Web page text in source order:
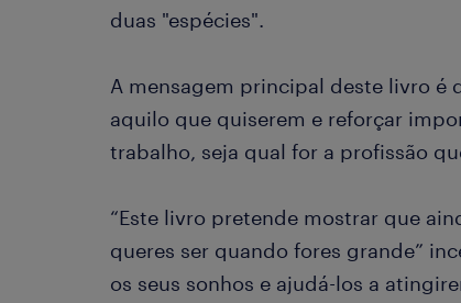
duas "espécies".
A mensagem principal deste livro é
aquilo que quiserem e reforçar
trabalho, seja qual for a profissão
“Este livro pretende mostrar que
queres ser quando fores grande”
os seus sonhos e ajudá-los a